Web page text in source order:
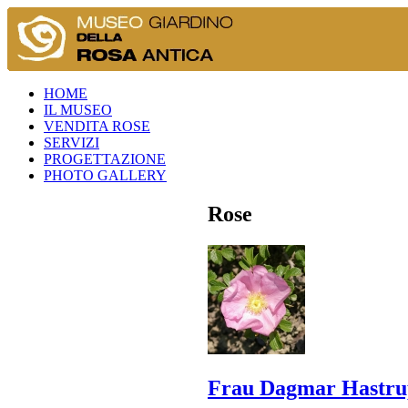
HOME
IL MUSEO
VENDITA ROSE
SERVIZI
PROGETTAZIONE
PHOTO GALLERY
Rose
Frau Dagmar